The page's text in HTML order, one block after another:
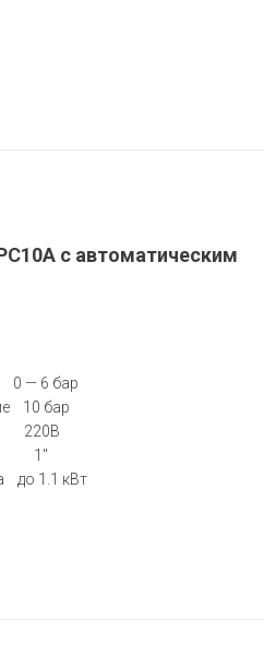
c автоматическим
0 — 6 бар
10 бар
220В
1″
до 1.1 кВт